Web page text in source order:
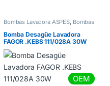
Bombas Lavadora ASPES, Bombas
Lavadora EDESA Bombas
Lavadora FAGOR
Bomba Desagüe Lavadora
FAGOR .KEBS 111/028A 30W
OEM